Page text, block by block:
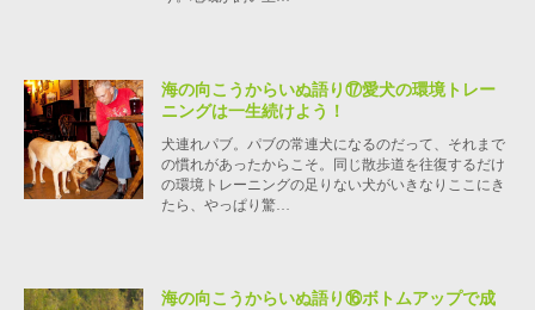
海の向こうからいぬ語り⑰愛犬の環境トレー
ニングは一生続けよう！
犬連れパブ。パブの常連犬になるのだって、それまで
の慣れがあったからこそ。同じ散歩道を往復するだけ
の環境トレーニングの足りない犬がいきなりここにき
たら、やっぱり驚…
海の向こうからいぬ語り⑯ボトムアップで成